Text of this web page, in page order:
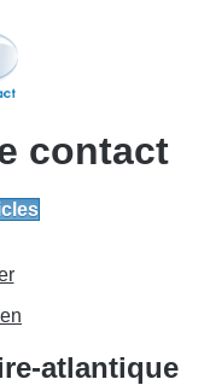
contact
atlantique